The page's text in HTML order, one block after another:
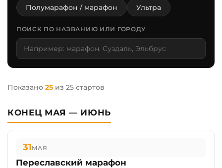
Полумарафон / марафон Ультра
ПОИСК ПО НАЗВАНИЮ ИЛИ ГОРОДУ
Показано 25 из 25 стартов
КОНЕЦ МАЯ — ИЮНЬ
31МАЯ
Переславский марафон